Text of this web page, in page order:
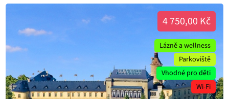
4 750,00 Kč
Lázně a wellness
Parkoviště
Vhodné pro děti
Wi-Fi